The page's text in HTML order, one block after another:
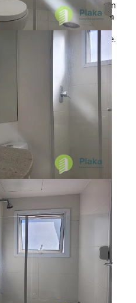
temos espaço gourmet com
cozinha e mesa com cadeira
jardim e salão de jogos,
para sua comodidade.
central elétrico
Salão de Festas
Lavanderia
Acesso a deficientes